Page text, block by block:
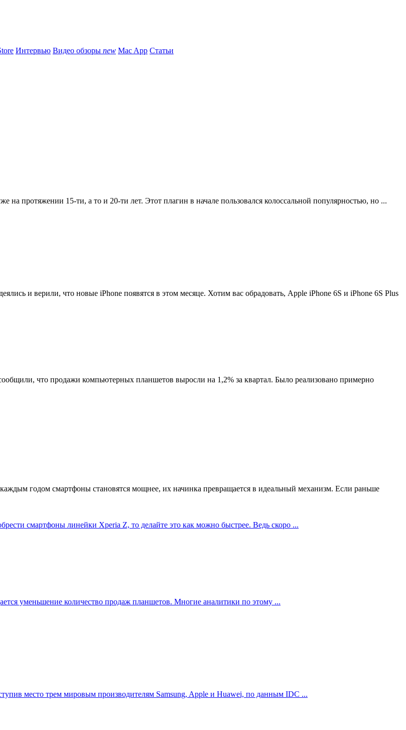
Интервью Видео обзоры new Mac App Статьи
на протяжении 15-ти, а то и 20-ти лет. Этот плагин в начале пользовался колоссальной популярностью, но ...
и верили, что новые iPhone появятся в этом месяце. Хотим вас обрадовать, Apple iPhone 6S и iPhone 6S Plus
что продажи компьютерных планшетов выросли на 1,2% за квартал. Было реализовано примерно
годом смартфоны становятся мощнее, их начинка превращается в идеальный механизм. Если раньше
смартфоны линейки Xperia Z, то делайте это как можно быстрее. Ведь скоро ...
уменьшение количество продаж планшетов. Многие аналитики по этому ...
место трем мировым производителям Samsung, Apple и Huawei, по данным IDC ...